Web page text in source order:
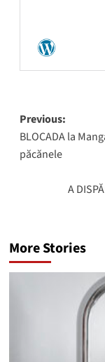
Post
Previous:
BLOCADA la
păcănele
A
More Stories